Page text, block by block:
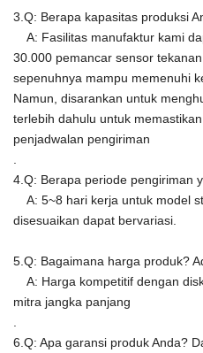
3.Q: Berapa kapasitas produksi
A: Fasilitas manufaktur kami
30.000 pemancar sensor
sepenuhnya mampu memenuhi
Namun, disarankan untuk
terlebih dahulu untuk
penjadwalan pengiriman
.
4.Q: Berapa periode pengiriman
A: 5~8 hari kerja untuk model
disesuaikan dapat bervariasi.
5.Q: Bagaimana harga produk?
A: Harga kompetitif dengan
mitra jangka panjang
.
6.Q: Apa garansi produk Anda?